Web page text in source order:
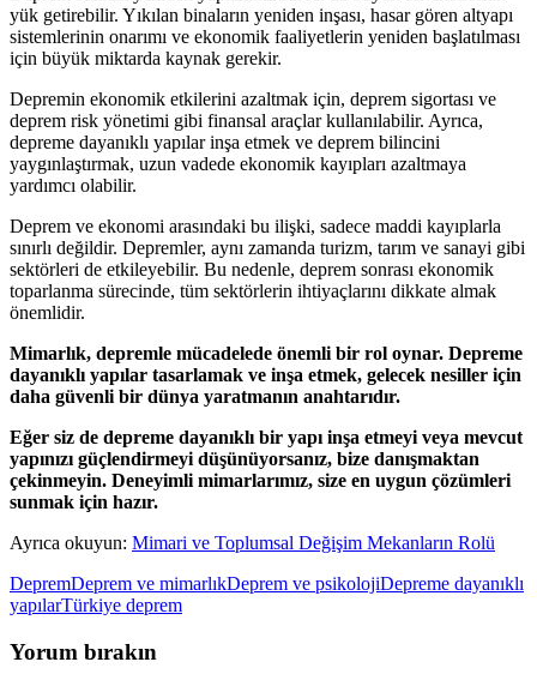
yük getirebilir. Yıkılan binaların yeniden inşası, hasar gören altyapı
sistemlerinin onarımı ve ekonomik faaliyetlerin yeniden başlatılması
için büyük miktarda kaynak gerekir.
Depremin ekonomik etkilerini azaltmak için, deprem sigortası ve
deprem risk yönetimi gibi finansal araçlar kullanılabilir. Ayrıca,
depreme dayanıklı yapılar inşa etmek ve deprem bilincini
yaygınlaştırmak, uzun vadede ekonomik kayıpları azaltmaya
yardımcı olabilir.
Deprem ve ekonomi arasındaki bu ilişki, sadece maddi kayıplarla
sınırlı değildir. Depremler, aynı zamanda turizm, tarım ve sanayi gibi
sektörleri de etkileyebilir. Bu nedenle, deprem sonrası ekonomik
toparlanma sürecinde, tüm sektörlerin ihtiyaçlarını dikkate almak
önemlidir.
Mimarlık, depremle mücadelede önemli bir rol oynar. Depreme
dayanıklı yapılar tasarlamak ve inşa etmek, gelecek nesiller için
daha güvenli bir dünya yaratmanın anahtarıdır.
Eğer siz de depreme dayanıklı bir yapı inşa etmeyi veya mevcut
yapınızı güçlendirmeyi düşünüyorsanız, bize danışmaktan
çekinmeyin. Deneyimli mimarlarımız, size en uygun çözümleri
sunmak için hazır.
Ayrıca okuyun: Mimari ve Toplumsal Değişim Mekanların Rolü
DepremDeprem ve mimarlıkDeprem ve psikolojiDepreme dayanıklı
yapılarTürkiye deprem
Yorum bırakın